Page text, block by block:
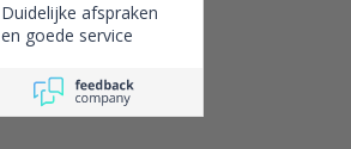
Duidelijke afspraken
en goede service